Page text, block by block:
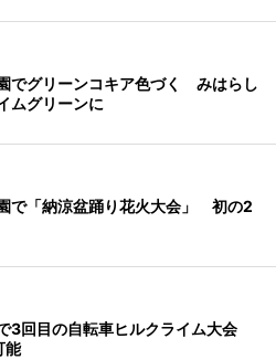
でグリーンコキア色づく みはらし
ムグリーンに
で「納涼盆踊り花火大会」 初の2
3回目の自転車ヒルクライム大会
能